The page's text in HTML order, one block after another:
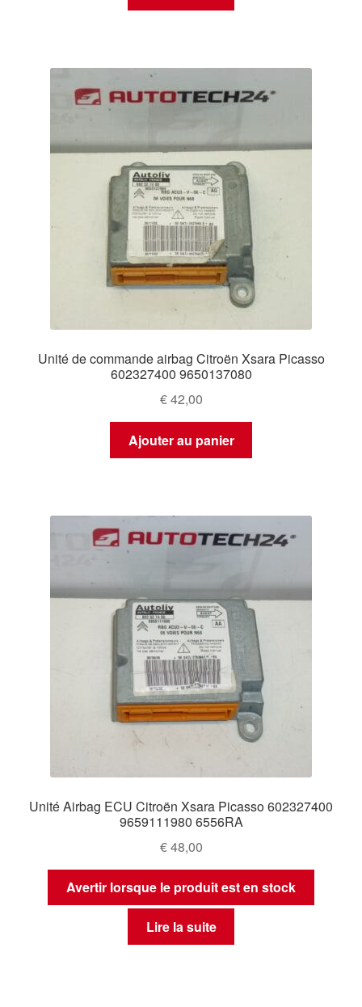
Unité de commande airbag Citroën Xsara Picasso
602327400 9650137080
€42,00
Ajouter au panier
Unité Airbag ECU Citroën Xsara Picasso 602327400
9659111980 6556RA
€48,00
Avertir lorsque le produit est en stock
Lire la suite